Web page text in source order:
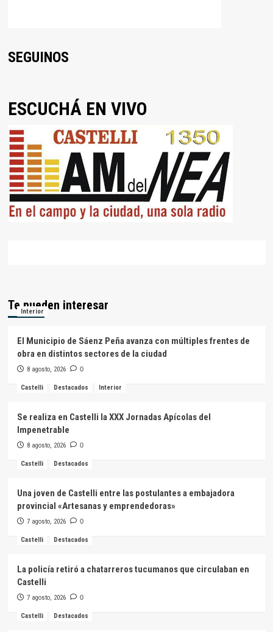
SEGUINOS
ESCUCHÁ EN VIVO
Te pueden interesar
Interior
El Municipio de Sáenz Peña avanza con múltiples frentes de
obra en distintos sectores de la ciudad
8 agosto, 2026 0
Castelli Destacados Interior
Se realiza en Castelli la XXX Jornadas Apícolas del
Impenetrable
8 agosto, 2026 0
Castelli Destacados
Una joven de Castelli entre las postulantes a embajadora
provincial «Artesanas y emprendedoras»
7 agosto, 2026 0
Castelli Destacados
La policía retiró a chatarreros tucumanos que circulaban en
Castelli
7 agosto, 2026 0
Castelli Destacados